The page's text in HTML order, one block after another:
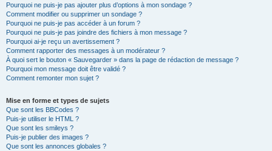
Pourquoi ne puis-je pas ajouter plus d’options à mon sondage ?
Comment modifier ou supprimer un sondage ?
Pourquoi ne puis-je pas accéder à un forum ?
Pourquoi ne puis-je pas joindre des fichiers à mon message ?
Pourquoi ai-je reçu un avertissement ?
Comment rapporter des messages à un modérateur ?
À quoi sert le bouton « Sauvegarder » dans la page de rédaction de message ?
Pourquoi mon message doit être validé ?
Comment remonter mon sujet ?
Mise en forme et types de sujets
Que sont les BBCodes ?
Puis-je utiliser le HTML ?
Que sont les smileys ?
Puis-je publier des images ?
Que sont les annonces globales ?